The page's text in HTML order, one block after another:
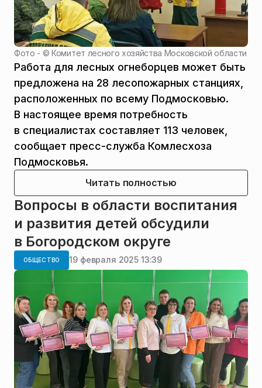
Фото - ©Комитет лесного хозяйства Московской области
Работа для лесных огнеборцев может быть
предложена на 28 лесопожарных станциях,
расположенных по всему Подмосковью.
В настоящее время потребность
в специалистах составляет 113 человек,
сообщает пресс-служба Комлесхоза
Подмосковья.
Читать полностью
Вопросы в области воспитания
и развития детей обсудили
в Богородском округе
ОБЩЕСТВО 19 февраля 2025 13:39